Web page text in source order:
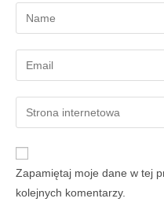
Zapamiętaj moje dane w tej
kolejnych komentarzy.